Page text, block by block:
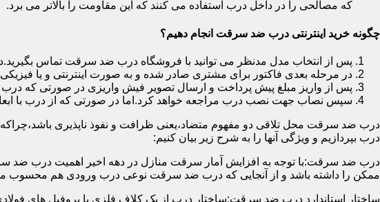
که مصالحی را در داخل درب استفاده می کنند که این مقاومت را بالاتر می برد.
چگونه خرید اینترنتی درب ضد سرقت انجام دهیم؟
پس از انتخاب مدل مدنظر می توانید با فروشگاه درب ضد سرقت تماس
در مرحله بعدی فاکتور برای مشتری صادر شده و به صورت اینترنتی و یا
پس از واریز مبلغ پیش پرداخت و ارسال تصویر فیش واریزی در صورتی که
سپس نصاب جهت نصب درب مراجعه خواهد کرد.اما در صورتی که از درب با
درب ضد سرقت محل تلاقی دو مفهوم متضاد،یعنی ظرافت و نفوذ ناپذیری
درب بپردازیم و ویژگی آنها را به شرح زیر بیان کنیم:
درب ضد سرقت:با توجه به افزایش آمار سرقت منازل در دهه اخیر اهمیت درب ضد
ممکن را داشته باشد و از آنجایی که درب ضد سرقت نوعی درب ورودی هم محسوب
ساختار استاندارد درب ضد سرقت:ساختار درب از یک کلاف فلزی با پروفیل های